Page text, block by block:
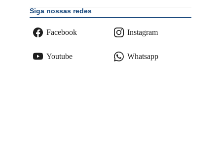
Siga nossas redes
Facebook Instagram
Youtube Whatsapp